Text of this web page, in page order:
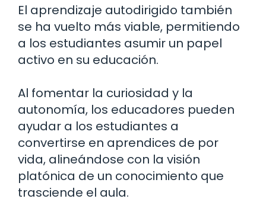
El aprendizaje autodirigido también
se ha vuelto más viable, permitiendo
a los estudiantes asumir un papel
activo en su educación.
Al fomentar la curiosidad y la
autonomía, los educadores pueden
ayudar a los estudiantes a
convertirse en aprendices de por
vida, alineándose con la visión
platónica de un conocimiento que
trasciende el aula.